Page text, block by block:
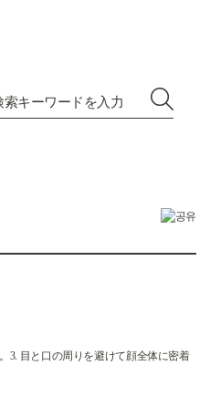
3. 目と口の周りを避けて顔全体に密着